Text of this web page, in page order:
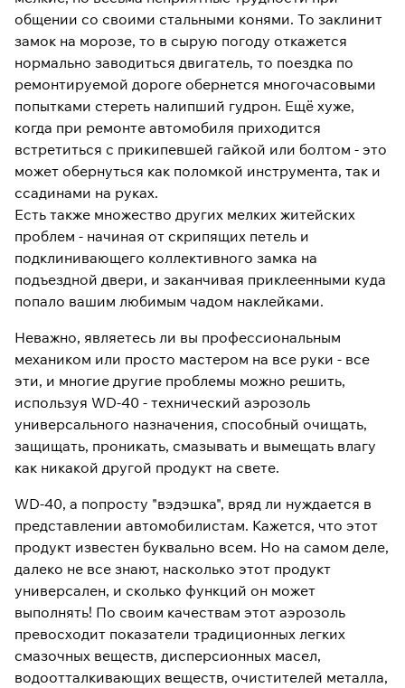
общении со своими стальными конями. То заклинит
замок на морозе, то в сырую погоду откажется
нормально заводиться двигатель, то поездка по
ремонтируемой дороге обернется многочасовыми
попытками стереть налипший гудрон. Ещё хуже,
когда при ремонте автомобиля приходится
встретиться с прикипевшей гайкой или болтом - это
может обернуться как поломкой инструмента, так и
ссадинами на руках.
Есть также множество других мелких житейских
проблем - начиная от скрипящих петель и
подклинивающего коллективного замка на
подъездной двери, и заканчивая приклеенными куда
попало вашим любимым чадом наклейками.
Неважно, являетесь ли вы профессиональным
механиком или просто мастером на все руки - все
эти, и многие другие проблемы можно решить,
используя WD-40 - технический аэрозоль
универсального назначения, способный очищать,
защищать, проникать, смазывать и вымещать влагу
как никакой другой продукт на свете.
WD-40, а попросту "вэдэшка", вряд ли нуждается в
представлении автомобилистам. Кажется, что этот
продукт известен буквально всем. Но на самом деле,
далеко не все знают, насколько этот продукт
универсален, и сколько функций он может
выполнять! По своим качествам этот аэрозоль
превосходит показатели традиционных легких
смазочных веществ, дисперсионных масел,
водоотталкивающих веществ, очистителей металла,